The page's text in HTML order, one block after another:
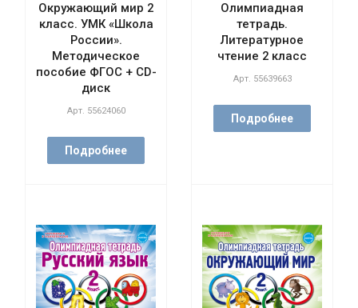
Окружающий мир 2
класс. УМК «Школа
России».
Методическое
пособие ФГОС + CD-
диск
Арт. 55624060
Подробнее
Олимпиадная
тетрадь.
Литературное
чтение 2 класс
Арт. 55639663
Подробнее